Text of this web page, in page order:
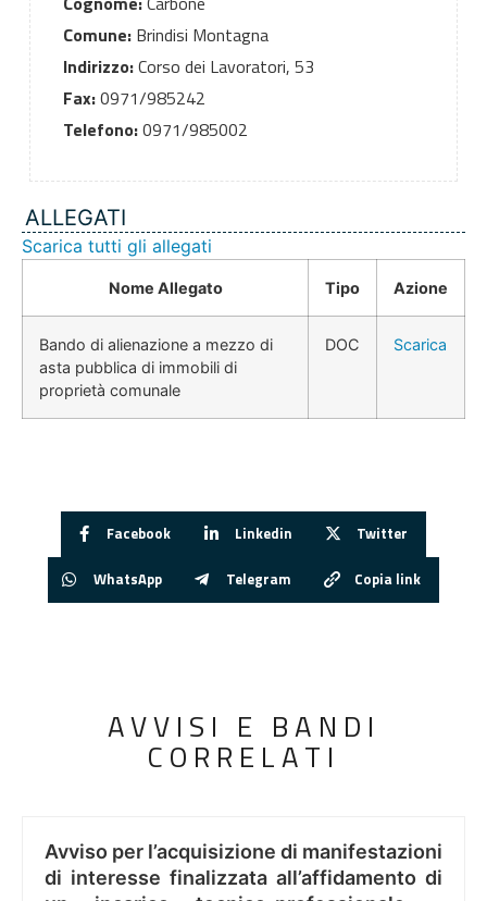
Comune:Brindisi Montagna
Indirizzo:Corso dei Lavoratori, 53
Fax:0971/985242
Telefono:0971/985002
ALLEGATI
Scarica tutti gli allegati
Nome Allegato Tipo Azione
Bando di alienazione a mezzo di
asta pubblica di immobili di
proprietà comunale
DOC Scarica
Facebook Linkedin Twitter
WhatsApp Telegram Copia link
AVVISI E BANDI
CORRELATI
Avviso per l’acquisizione di manifestazioni
di interesse finalizzata all’affidamento di